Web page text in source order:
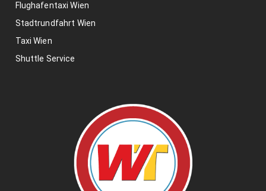
Flughafentaxi Wien
Stadtrundfahrt Wien
Taxi Wien
Shuttle Service